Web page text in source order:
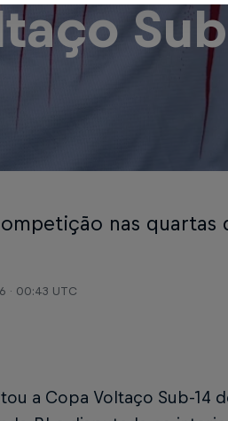
nas quartas
· 00:43 UTC
a Copa Voltaço Sub-14